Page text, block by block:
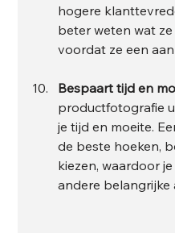
hogere
beter weten wat
voordat ze een
Bespaart tijd en
productfotografie
je tijd en moeite.
de beste hoeken,
kiezen, waardoor
andere belangrijke